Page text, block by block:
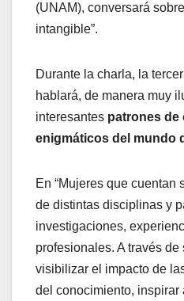
(UNAM), conversará
intangible”.
Durante la charla, la
hablará, de manera muy
interesantes patrones de
enigmáticos del mundo
En “Mujeres que cuentan
de distintas disciplinas y
investigaciones,
profesionales. A través
visibilizar el impacto de
del conocimiento,